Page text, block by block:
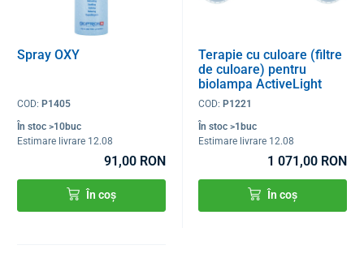
Spray OXY
COD: P1405
În stoc >10buc
Estimare livrare 12.08
91,00 RON
În coș
Terapie cu culoare (filtre
de culoare) pentru
biolampa ActiveLight
Professional
COD:P1221
În stoc >1buc
Estimare livrare 12.08
1 071,00 RON
În coș